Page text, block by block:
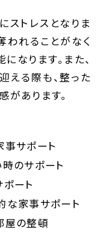
ストレスとなりま
われることがなく
なります。また、
える際も、整った
があります。
サポート
のサポート
ート
家事サポート
屋の整頓